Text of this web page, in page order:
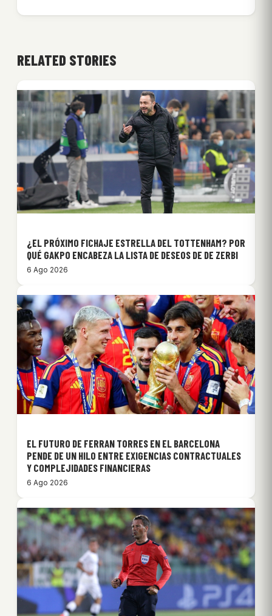
RELATED STORIES
¿EL PRÓXIMO FICHAJE ESTRELLA DEL TOTTENHAM? POR
QUÉ GAKPO ENCABEZA LA LISTA DE DESEOS DE DE ZERBI
6 Ago 2026
EL FUTURO DE FERRAN TORRES EN EL BARCELONA
PENDE DE UN HILO ENTRE EXIGENCIAS CONTRACTUALES
Y COMPLEJIDADES FINANCIERAS
6 Ago 2026